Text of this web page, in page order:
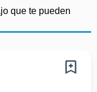
que te pueden